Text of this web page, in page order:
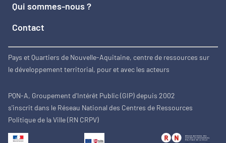
Qui sommes-nous ?
Contact
Pays et Quartiers de Nouvelle-Aquitaine, centre de ressources sur
le développement territorial, pour et avec les acteurs
PQN-A, Groupement d'Intérêt Public (GIP) depuis 2002
s'inscrit dans le Réseau National des Centres de Ressources
Politique de la Ville (RN CRPV)